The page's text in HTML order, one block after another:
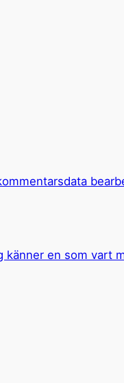
känner en som vart